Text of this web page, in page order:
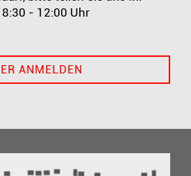
- 12:00 Uhr
ANMELDEN